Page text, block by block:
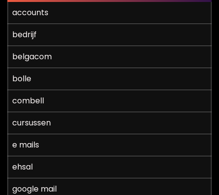
accounts
bedrijf
belgacom
bolle
combell
cursussen
e mails
ehsal
google mail